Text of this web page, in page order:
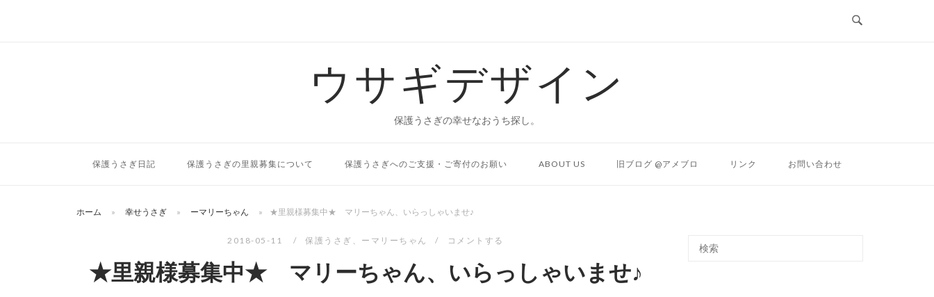
ウサギデザイン
保護うさぎの幸せなおうち探し。
保護うさぎ日記 保護うさぎの里親募集について 保護うさぎへのご支援・ご寄付のお願い ABOUT US 旧ブログ @アメブロ リンク お問い合わせ
ホーム » 幸せうさぎ » ーマリーちゃん » ★里親様募集中★ マリーちゃん、いらっしゃいませ♪
2018-05-11 保護うさぎ 、 ーマリーちゃん コメントする
★里親様募集中★ マリーちゃん、いらっしゃいませ♪